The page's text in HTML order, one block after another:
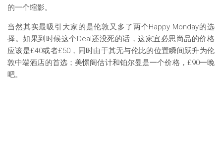
的一个缩影。
当然其实最吸引大家的是伦敦又多了两个Happy Monday的选
择。如果到时候这个Deal还没死的话，这家宜必思尚品的价格
应该是£40或者£50，同时由于其无与伦比的位置瞬间跃升为伦
敦中端酒店的首选；美憬阁估计和铂尔曼是一个价格，£90一晚
吧。